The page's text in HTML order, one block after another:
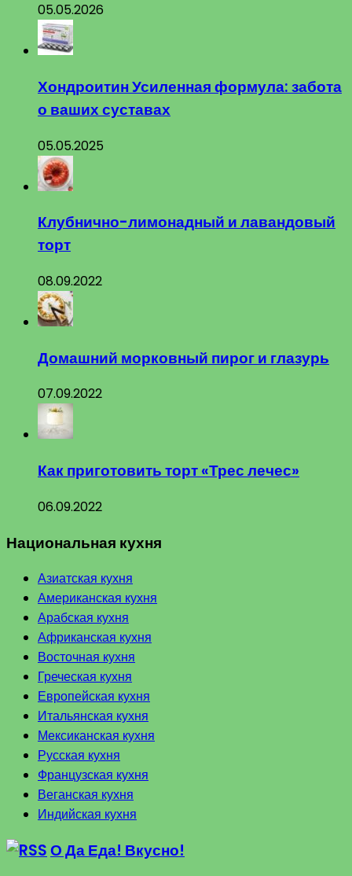
05.05.2026
Хондроитин Усиленная формула: забота
о ваших суставах
05.05.2025
Клубнично-лимонадный и лавандовый
торт
08.09.2022
Домашний морковный пирог и глазурь
07.09.2022
Как приготовить торт «Трес лечес»
06.09.2022
Национальная кухня
Азиатская кухня
Американская кухня
Арабская кухня
Африканская кухня
Восточная кухня
Греческая кухня
Европейская кухня
Итальянская кухня
Мексиканская кухня
Русская кухня
Французская кухня
Веганская кухня
Индийская кухня
О Да Еда! Вкусно!